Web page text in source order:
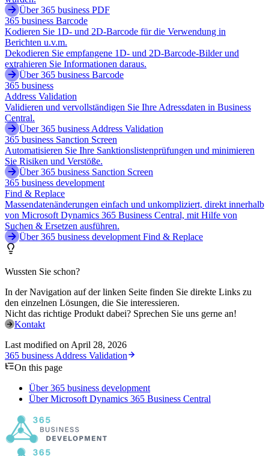
Über 365 business PDF
365 business Barcode
Kodieren Sie 1D- und 2D-Barcode für die Verwendung in
Berichten u.v.m.
Dekodieren Sie empfangene 1D- und 2D-Barcode-Bilder und
extrahieren Sie Informationen daraus.
Über 365 business Barcode
365 business
Address Validation
Validieren und vervollständigen Sie Ihre Adressdaten in Business
Central.
Über 365 business Address Validation
365 business Sanction Screen
Automatisieren Sie Ihre Sanktionslistenprüfungen und minimieren
Sie Risiken und Verstöße.
Über 365 business Sanction Screen
365 business development
Find & Replace
Massendatenänderungen einfach und unkompliziert, direkt innerhalb
von Microsoft Dynamics 365 Business Central, mit Hilfe von
Suchen & Ersetzen ausführen.
Über 365 business development Find & Replace
Wussten Sie schon?
In der Navigation auf der linken Seite finden Sie direkte Links zu
den einzelnen Lösungen, die Sie interessieren.
Nicht das richtige Produkt dabei? Sprechen Sie uns gerne an!
Kontakt
Last modified on April 28, 2026
365 business Address Validation
On this page
Über 365 business development
Über Microsoft Dynamics 365 Business Central